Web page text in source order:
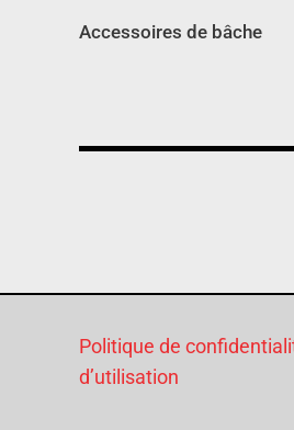
Accessoires de bâche
Politique de
d’utilisation